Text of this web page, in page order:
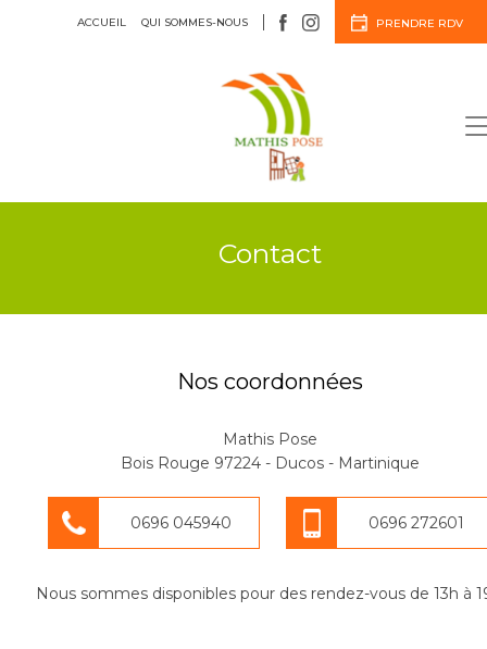
ACCUEIL QUI SOMMES-NOUS PRENDRE RDV
Menuiserie
Agencement
Contact
Nos coordonnées
Mathis Pose
Bois Rouge 97224 - Ducos - Martinique
0696 045940 0696 272601
Nous sommes disponibles pour des rendez-vous de 13h à